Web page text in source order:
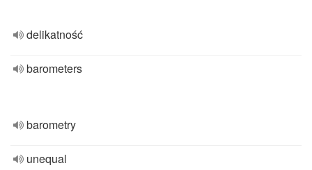
delikatność
barometers
barometry
unequal